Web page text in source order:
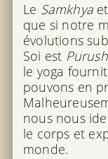
Le Samkhyaet
que si notre
évolutions
Soi est
le yoga
pouvons en
nous nous
le corps et
monde.